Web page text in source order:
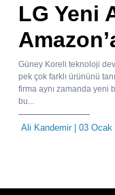
LG Yeni
Güney Koreli teknoloji
pek çok farklı ürününü
firma aynı zamanda yeni
bu...
Ali Kandemir| 03 Ocak